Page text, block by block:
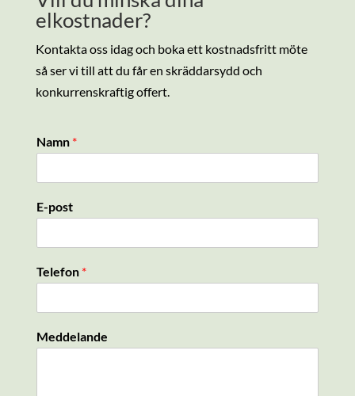
elkostnader?
Kontakta oss idag och boka ett kostnadsfritt möte
så ser vi till att du får en skräddarsydd och
konkurrenskraftig offert.
Namn *
E-post
Telefon *
Meddelande